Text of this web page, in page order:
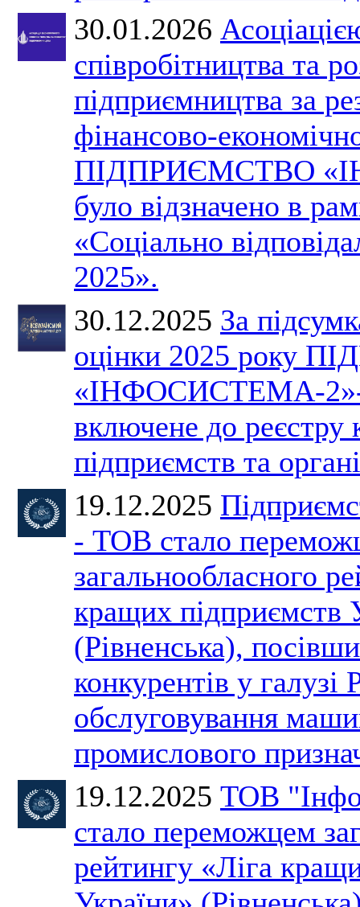
30.01.2026
співробітництва та
підприємництва за
фінансово-
ПІДПРИЄМСТВО
було відзначено в
«Соціально
2025».
30.12.2025 За
оцінки 2025 року
«ІНФОСИСТЕМА-
включене до реєстру
підприємств та
19.12.2025
- ТОВ стало
загальнообласного
кращих підприємств
(Рівненська),
конкурентів у галузі
обслуговування
промислового
19.12.2025 ТОВ
стало переможцем
рейтингу «Ліга